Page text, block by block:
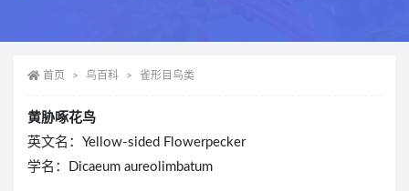
首页 鸟百科 雀形目鸟类
黄胁啄花鸟
英文名：Yellow-sided Flowerpecker
学名：Dicaeum aureolimbatum